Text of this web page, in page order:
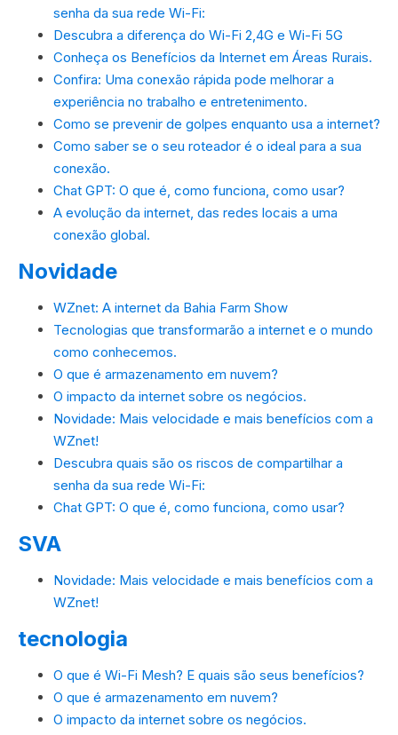
senha da sua rede Wi-Fi:
Descubra a diferença do Wi-Fi 2,4G e Wi-Fi 5G
Conheça os Benefícios da Internet em Áreas Rurais.
Confira: Uma conexão rápida pode melhorar a
experiência no trabalho e entretenimento.
Como se prevenir de golpes enquanto usa a internet?
Como saber se o seu roteador é o ideal para a sua
conexão.
Chat GPT: O que é, como funciona, como usar?
A evolução da internet, das redes locais a uma
conexão global.
Novidade
WZnet: A internet da Bahia Farm Show
Tecnologias que transformarão a internet e o mundo
como conhecemos.
O que é armazenamento em nuvem?
O impacto da internet sobre os negócios.
Novidade: Mais velocidade e mais benefícios com a
WZnet!
Descubra quais são os riscos de compartilhar a
senha da sua rede Wi-Fi:
Chat GPT: O que é, como funciona, como usar?
SVA
Novidade: Mais velocidade e mais benefícios com a
WZnet!
tecnologia
O que é Wi-Fi Mesh? E quais são seus benefícios?
O que é armazenamento em nuvem?
O impacto da internet sobre os negócios.